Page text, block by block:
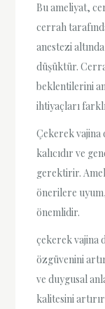
Bu ameliyat,
cerrah
anestezi
düşüktür.
beklentilerini
ihtiyaçları
Çekerek vajina
kalıcıdır ve
gerektirir.
önerilere
önemlidir.
çekerek vajina
özgüvenini
ve duygusal
kalitesini